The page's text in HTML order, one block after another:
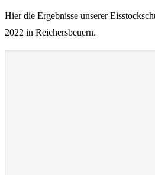
Hier die Ergebnisse unserer
2022 in Reichersbeuern.